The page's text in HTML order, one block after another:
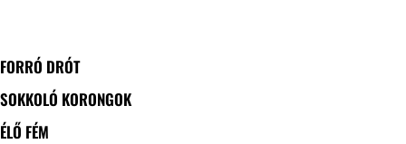
FORRÓ DRÓT
SOKKOLÓ KORONGOK
ÉLŐ FÉM